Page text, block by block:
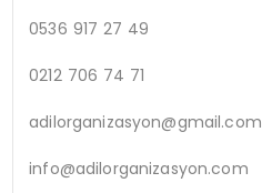
0536 917 27 49
0212 706 74 71
adilorganizasyon@gmail.com
info@adilorganizasyon.com